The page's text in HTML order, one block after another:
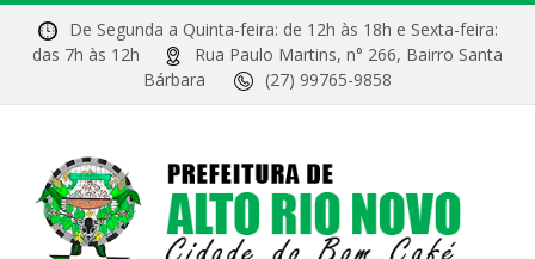
De Segunda a Quinta-feira: de 12h às 18h e Sexta-feira:
das 7h às 12h
Rua Paulo Martins, n° 266, Bairro Santa
Bárbara
(27) 99765-9858